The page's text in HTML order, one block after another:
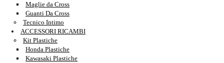
Maglie da Cross
Guanti Da Cross
Tecnico Intimo
ACCESSORI RICAMBI
Kit Plastiche
Honda Plastiche
Kawasaki Plastiche